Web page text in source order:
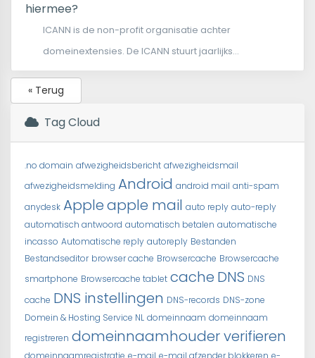
hiermee?
ICANN is de non-profit organisatie achter
domeinextensies. De ICANN stuurt jaarlijks...
« Terug
Tag Cloud
.no domain afwezigheidsbericht afwezigheidsmail
afwezigheidsmelding Android android mail anti-spam
anydesk Appleapple mail auto reply auto-reply
automatisch antwoord automatisch betalen automatische
incasso Automatische reply autoreply Bestanden
Bestandseditor browser cache Browsercache Browsercache
smartphone Browsercache tablet cache DNS DNS
cache DNS instellingen DNS-records DNS-zone
Domein & Hosting Service NL domeinnaam domeinnaam
registreren domeinnaamhouder verifieren
domeinnaamregistratie e-mail e-mail afzender blokkeren e-